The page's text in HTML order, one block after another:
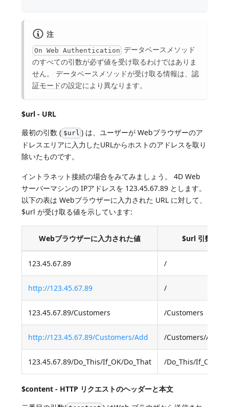
注
On Web Authentication データベースメソッド
のすべての引数が必ず値を受け取るわけではありま
せん。 データベースメソッドが受け取る情報は、認
証モードの設定により異なります。
$url - URL
最初の引数 ( $url ) は、ユーザーが Webブラウザーのア
ドレスエリアに入力したURLからホストのアドレスを取り
除いたものです。
イントラネット接続の場合をみてみましょう。 4D Web
サーバーマシンの IPアドレスを 123.45.67.89 とします。
以下の表は Webブラウザーに入力された URL に対して、
$url が受け取る値を示しています:
Webブラウザーに入力された値 $url 引数の値
123.45.67.89 /
http://123.45.67.89 /
123.45.67.89/Customers /Customers
http://123.45.67.89/Customers/Add /Customers/Add
123.45.67.89/Do_This/If_OK/Do_That /Do_This/If_OK/
$content - HTTP リクエストのヘッダーと本文